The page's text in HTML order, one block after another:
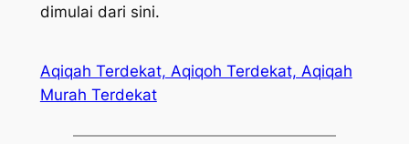
dimulai dari sini.
Aqiqah Terdekat, Aqiqoh Terdekat, Aqiqah
Murah Terdekat